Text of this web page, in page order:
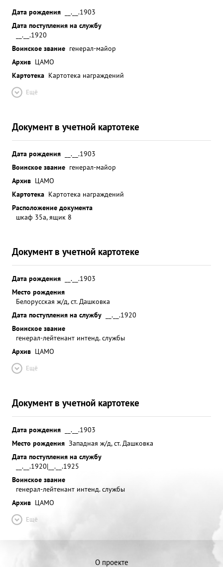
Дата рождения
__.__.1903
Дата поступления на службу
__.__.1920
Воинское звание генерал-майор
Архив ЦАМО
Картотека Картотека награждений
Ещё
Документ в учетной картотеке
Дата рождения
__.__.1903
Воинское звание генерал-майор
Архив ЦАМО
Картотека Картотека награждений
Расположение документа
шкаф 35а, ящик 8
Документ в учетной картотеке
Дата рождения
__.__.1903
Место рождения
Белорусская ж/д, ст. Дашковка
Дата поступления на службу
__.__.1920
Воинское звание
генерал-лейтенант интенд. службы
Архив ЦАМО
Ещё
Документ в учетной картотеке
Дата рождения
__.__.1903
Место рождения Западная ж/д, ст. Дашковка
Дата поступления на службу
__.__.1920|__.__.1925
Воинское звание
генерал-лейтенант интенд. службы
Архив ЦАМО
Ещё
О проекте